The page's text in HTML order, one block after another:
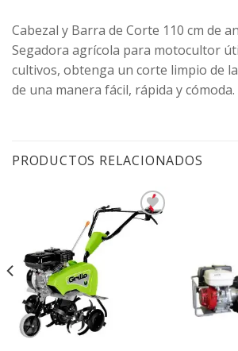
Cabezal y Barra de Corte 110 cm de
Segadora agrícola para motocultor
cultivos, obtenga un corte limpio de
de una manera fácil, rápida y cómoda.
PRODUCTOS RELACIONADOS
Agregar